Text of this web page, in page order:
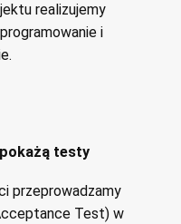
realizujemy
i
testy
przeprowadzamy
Test) w